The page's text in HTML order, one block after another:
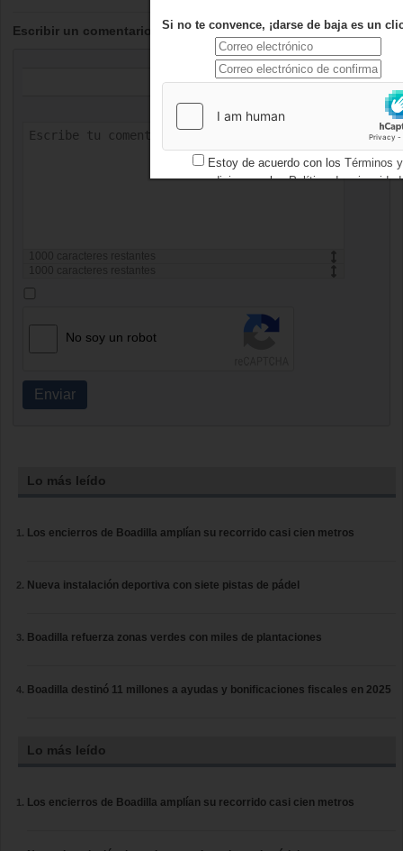
Escribir un comentario
caracteres restantes
caracteres restantes
No soy un robot
Enviar
Lo más leído
Los encierros de Boadilla amplían su recorrido casi cien metros
Nueva instalación deportiva con siete pistas de pádel
Boadilla refuerza zonas verdes con miles de plantaciones
Boadilla destinó 11 millones a ayudas y bonificaciones fiscales en 2025
Lo más leído
Los encierros de Boadilla amplían su recorrido casi cien metros
Si no te convence, ¡darse de baja es un
Estoy de acuerdo con los Términos y
condicionesy losPolítica de privacidad